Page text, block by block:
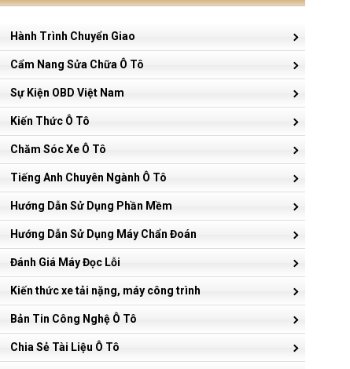
Hành Trình Chuyển Giao
Cẩm Nang Sửa Chữa Ô Tô
Sự Kiện OBD Việt Nam
Kiến Thức Ô Tô
Chăm Sóc Xe Ô Tô
Tiếng Anh Chuyên Ngành Ô Tô
Hướng Dẫn Sử Dụng Phần Mềm
Hướng Dẫn Sử Dụng Máy Chẩn Đoán
Đánh Giá Máy Đọc Lỗi
Kiến thức xe tải nặng, máy công trình
Bản Tin Công Nghệ Ô Tô
Chia Sẻ Tài Liệu Ô Tô